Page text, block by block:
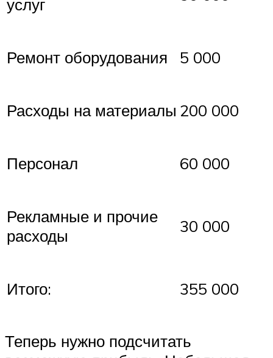
услуг
Ремонт оборудования 5 000
Расходы на материалы 200 000
Персонал 60 000
Рекламные и прочие
расходы
30 000
Итого: 355 000
Теперь нужно подсчитать